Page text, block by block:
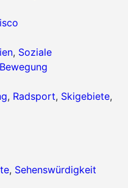
, Soziale
, Radsport, Skigebiete,
, Sehenswürdigkeit